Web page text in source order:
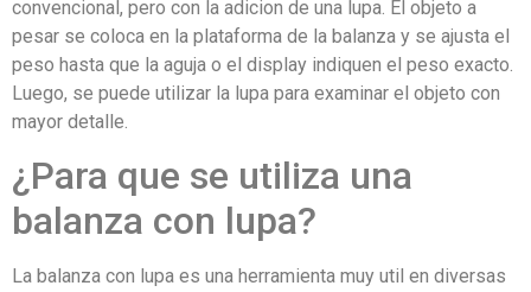
convencional, pero con la adicion de una lupa. El objeto a
pesar se coloca en la plataforma de la balanza y se ajusta el
peso hasta que la aguja o el display indiquen el peso exacto.
Luego, se puede utilizar la lupa para examinar el objeto con
mayor detalle.
¿Para que se utiliza una
balanza con lupa?
La balanza con lupa es una herramienta muy util en diversas